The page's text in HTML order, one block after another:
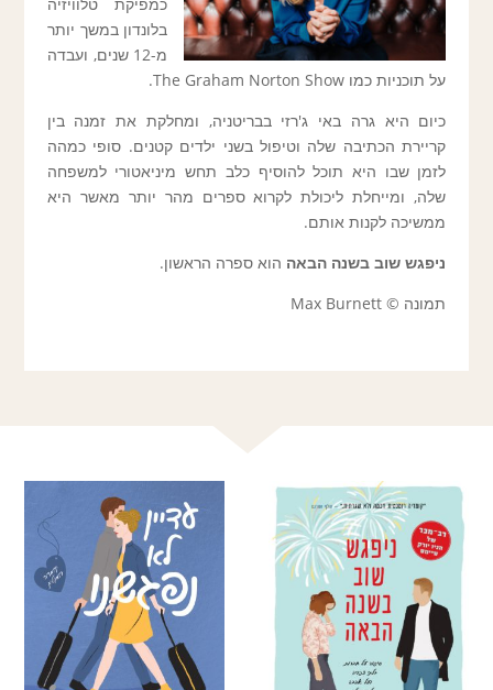
בלונדון במשך יותר
מ-12 שנים, ועבדה
על תוכניות כמו The Graham Norton Show.
כיום היא גרה באי ג'רזי בבריטניה, ומחלקת את זמנה בין
קריירת הכתיבה שלה וטיפול בשני ילדים קטנים. סופי כמהה
לזמן שבו היא תוכל להוסיף כלב תחש מיניאטורי למשפחה
שלה, ומייחלת ליכולת לקרוא ספרים מהר יותר מאשר היא
ממשיכה לקנות אותם.
ניפגש שוב בשנה הבאה הוא ספרה הראשון.
תמונה © Max Burnett